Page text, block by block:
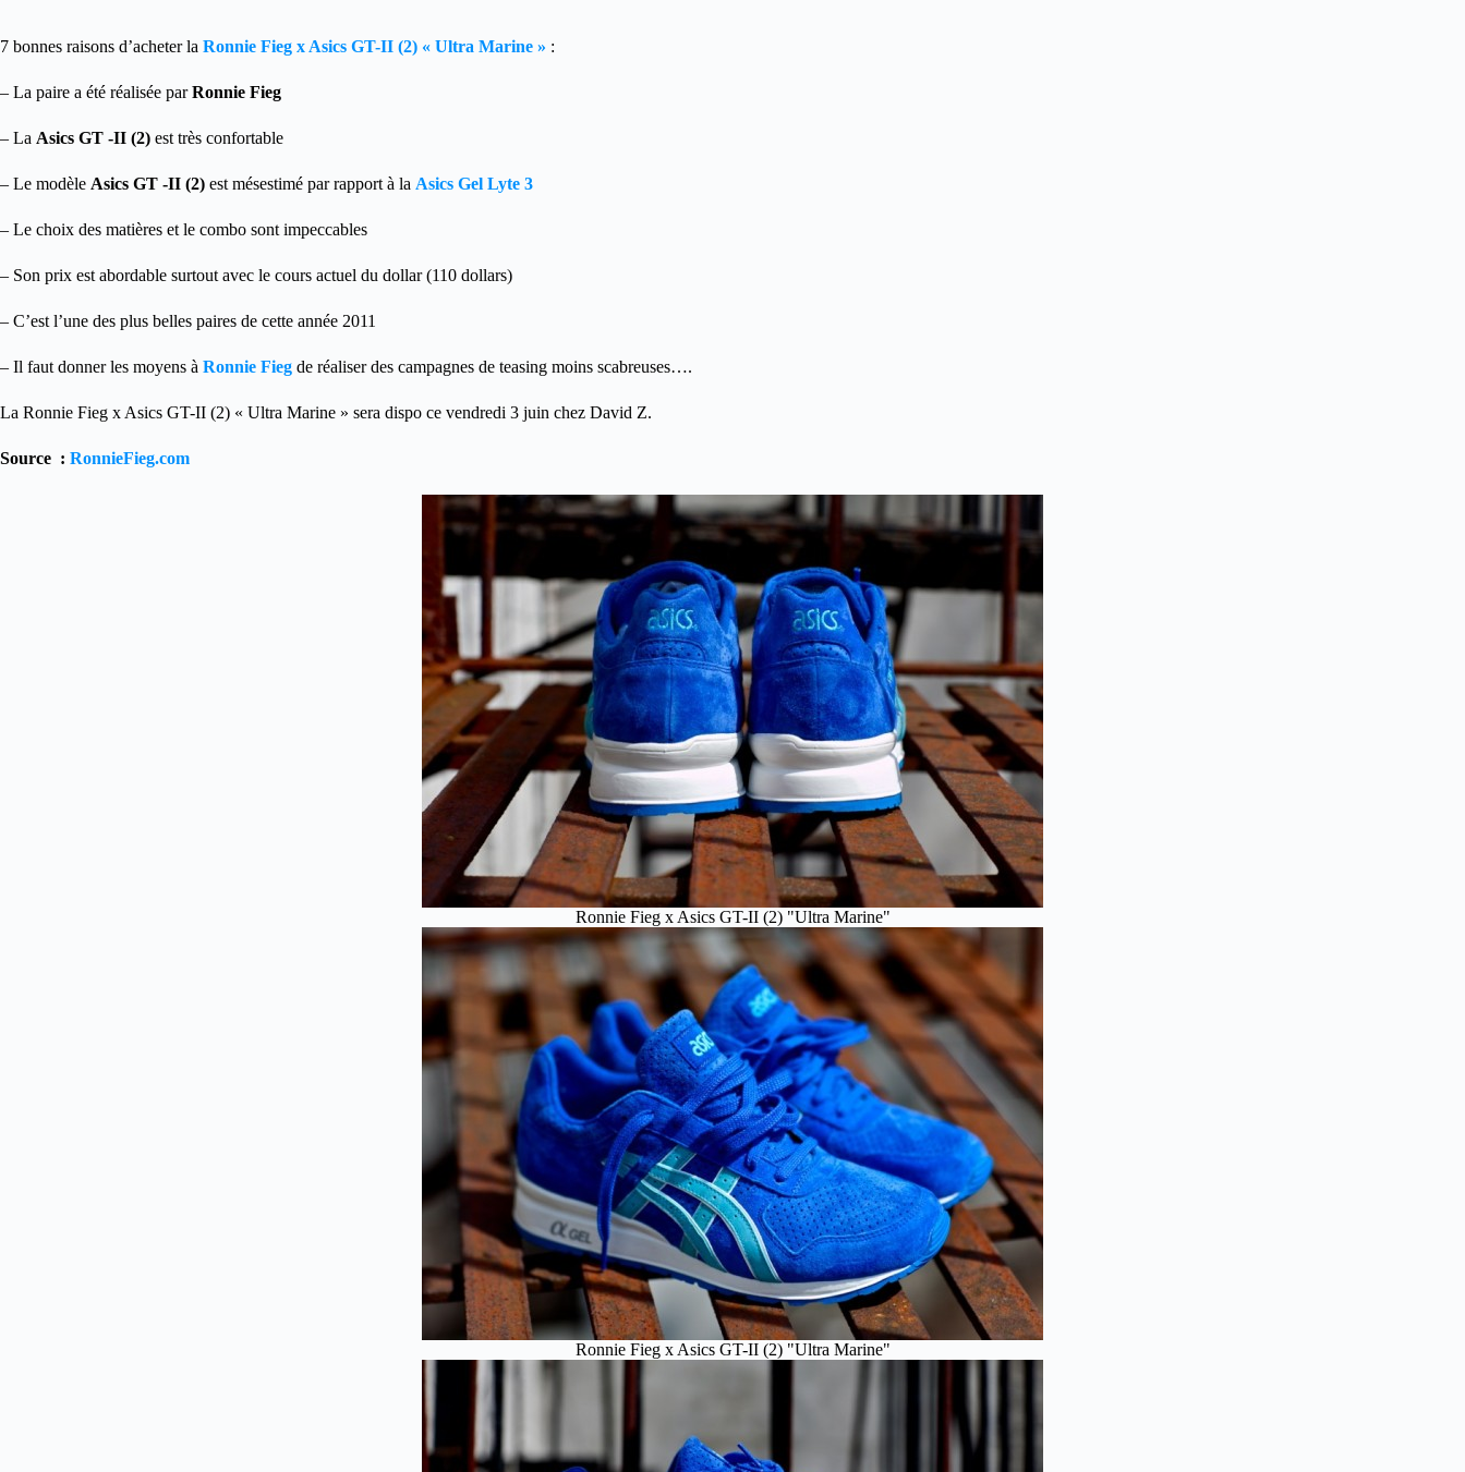
7 bonnes raisons d’acheter la Ronnie Fieg x Asics GT-II (2) « Ultra Marine » :
– La paire a été réalisée parRonnie Fieg
– La Asics GT -II (2) est très confortable
– Le modèle Asics GT -II (2) est mésestimé par rapport à la Asics Gel Lyte 3
– Le choix des matières et le combo sont impeccables
– Son prix est abordable surtout avec le cours actuel du dollar (110 dollars)
– C’est l’une des plus belles paires de cette année 2011
– Il faut donner les moyens à Ronnie Fieg de réaliser des campagnes de teasing moins scabreuses….
La Ronnie Fieg x Asics GT-II (2) « Ultra Marine » sera dispo ce vendredi 3 juin chez David Z.
Source : RonnieFieg.com
Ronnie Fieg x Asics GT-II (2) "Ultra Marine"
Ronnie Fieg x Asics GT-II (2) "Ultra Marine"